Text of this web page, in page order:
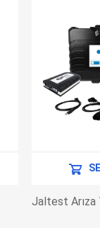
Jaltest Arıza